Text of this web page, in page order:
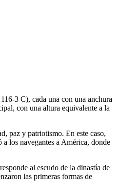
3 C), cada una con una anchura
con una altura equivalente a la
paz y patriotismo. En este caso,
los navegantes a América, donde
al escudo de la dinastía de
las primeras formas de